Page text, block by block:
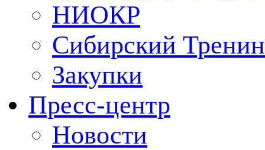
НИОКР
Сибирский
Закупки
Пресс-центр
Новости